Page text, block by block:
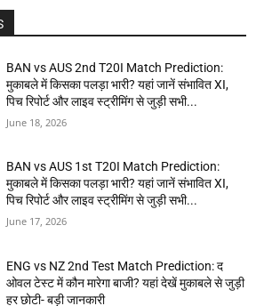
BAN vs AUS 2nd T20I Match Prediction:
मुकाबले में किसका पलड़ा भारी? यहां जानें संभावित XI,
पिच रिपोर्ट और लाइव स्ट्रीमिंग से जुड़ी सभी...
June 18, 2026
BAN vs AUS 1st T20I Match Prediction:
मुकाबले में किसका पलड़ा भारी? यहां जानें संभावित XI,
पिच रिपोर्ट और लाइव स्ट्रीमिंग से जुड़ी सभी...
June 17, 2026
ENG vs NZ 2nd Test Match Prediction: द
ओवल टेस्ट में कौन मारेगा बाजी? यहां देखें मुकाबले से जुड़ी
हर छोटी- बड़ी जानकारी